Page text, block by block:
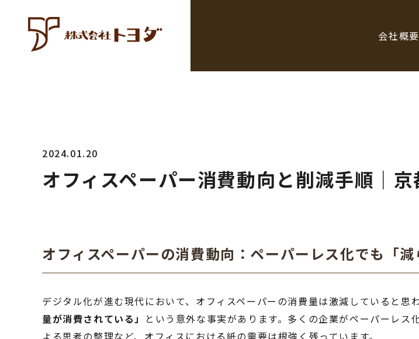
会社概要
2024.01.20
オフィスペーパー消費動向と削減手順｜
オフィスペーパーの消費動向：ペーパーレス化でも「
デジタル化が進む現代において、オフィスペーパーの消費量は激減していると思
量が消費されている」
という意外な事実があります。多くの企業がペーパーレ
よる思考の整理など、オフィスにおける紙の需要は根強く残っています。